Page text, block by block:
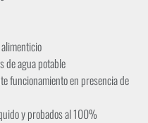
de agua potable
funcionamiento en presencia de
y probados al 100%